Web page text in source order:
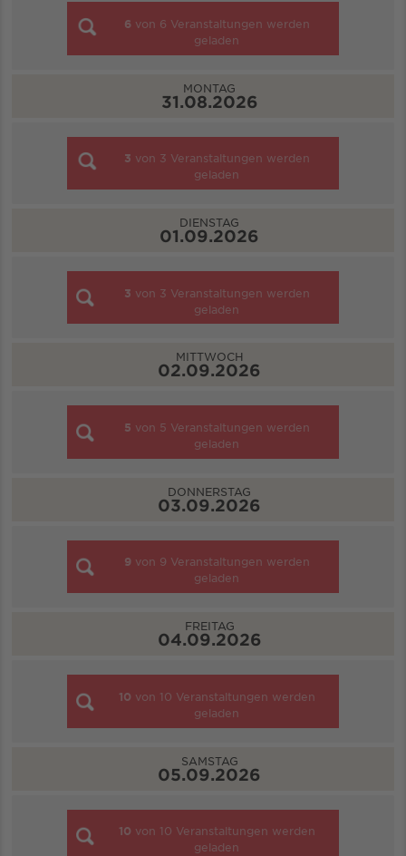
6 von 6 Veranstaltungen werden
geladen
MONTAG
31.08.2026
3 von 3 Veranstaltungen werden
geladen
DIENSTAG
01.09.2026
3 von 3 Veranstaltungen werden
geladen
MITTWOCH
02.09.2026
5 von 5 Veranstaltungen werden
geladen
DONNERSTAG
03.09.2026
9 von 9 Veranstaltungen werden
geladen
FREITAG
04.09.2026
10 von 10 Veranstaltungen werden
geladen
SAMSTAG
05.09.2026
10 von 10 Veranstaltungen werden
geladen